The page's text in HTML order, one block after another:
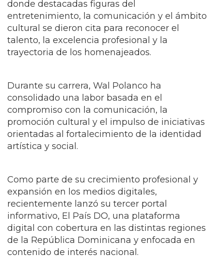
donde destacadas figuras del
entretenimiento, la comunicación y el ámbito
cultural se dieron cita para reconocer el
talento, la excelencia profesional y la
trayectoria de los homenajeados.
Durante su carrera, Wal Polanco ha
consolidado una labor basada en el
compromiso con la comunicación, la
promoción cultural y el impulso de iniciativas
orientadas al fortalecimiento de la identidad
artística y social.
Como parte de su crecimiento profesional y
expansión en los medios digitales,
recientemente lanzó su tercer portal
informativo, El País DO, una plataforma
digital con cobertura en las distintas regiones
de la República Dominicana y enfocada en
contenido de interés nacional.